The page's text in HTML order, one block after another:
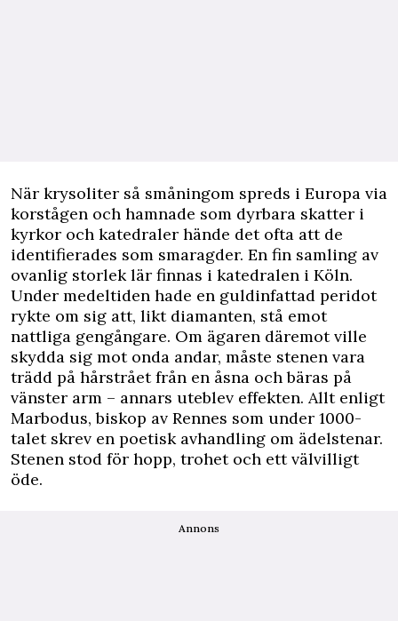
När krysoliter så småningom spreds i Europa via
korstågen och hamnade som dyrbara skatter i
kyrkor och katedraler hände det ofta att de
identifierades som smaragder. En fin samling av
ovanlig storlek lär finnas i katedralen i Köln.
Under medeltiden hade en guldinfattad peridot
rykte om sig att, likt diamanten, stå emot
nattliga gengångare. Om ägaren däremot ville
skydda sig mot onda andar, måste stenen vara
trädd på hårstrået från en åsna och bäras på
vänster arm – annars uteblev effekten. Allt enligt
Marbodus, biskop av Rennes som under 1000-
talet skrev en poetisk avhandling om ädelstenar.
Stenen stod för hopp, trohet och ett välvilligt
öde.
Annons